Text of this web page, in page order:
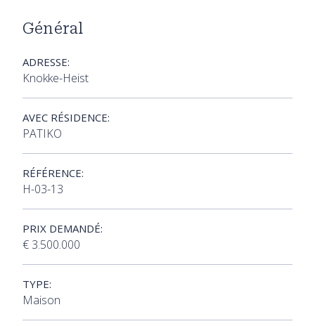
Général
ADRESSE:
Knokke-Heist
AVEC RÉSIDENCE:
PATIKO
RÉFÉRENCE:
H-03-13
PRIX DEMANDÉ:
€ 3.500.000
TYPE:
Maison